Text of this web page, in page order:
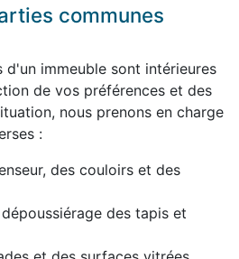
communes
d'un immeuble sont intérieures
de vos préférences et des
nous prenons en charge
:
des couloirs et des
des tapis et